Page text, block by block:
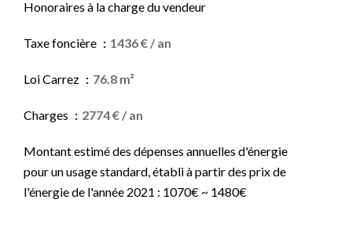
Honoraires à la charge du vendeur
Taxe foncière 1436 € / an
Loi Carrez 76.8 m²
Charges 2774 € / an
Montant estimé des dépenses annuelles d'énergie
pour un usage standard, établi à partir des prix de
l'énergie de l'année 2021 : 1070€ ~ 1480€